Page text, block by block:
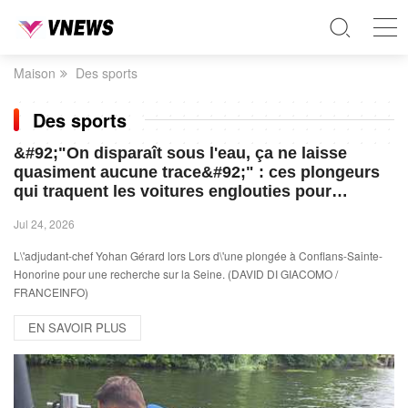
Maison Des sports
Des sports
&#92;"On disparaît sous l'eau, ça ne laisse
quasiment aucune trace&#92;" : ces plongeurs
qui traquent les voitures englouties pour
Jul 24, 2026
L\'adjudant-chef Yohan Gérard lors Lors d\'une plongée à Conflans-Sainte-
Honorine pour une recherche sur la Seine. (DAVID DI GIACOMO /
FRANCEINFO)
EN SAVOIR PLUS